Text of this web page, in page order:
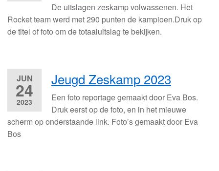
De uitslagen zeskamp volwassenen. Het
Rocket team werd met 290 punten de kampioen.Druk op
de titel of foto om de totaaluitslag te bekijken.
JUN
24
2023
Jeugd Zeskamp 2023
Een foto reportage gemaakt door Eva Bos.
Druk eerst op de foto, en in het mieuwe
scherm op onderstaande link. Foto’s gemaakt door Eva
Bos